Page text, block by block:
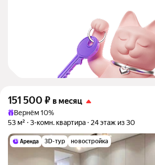
151 500 ₽ в месяц
Вернём 10%
53 м²
3-комн. квартира 24 этаж из 30
3D-тур новостройка